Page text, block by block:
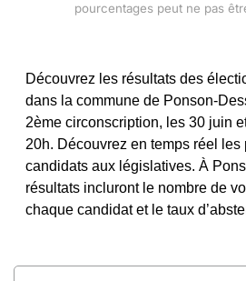
pourcentages peut ne pas
Découvrez les résultats des
dans la commune de Ponson-
2ème circonscription, les 30 juin
20h. Découvrez en temps réel les
candidats aux législatives. À
résultats incluront le nombre de
chaque candidat et le taux